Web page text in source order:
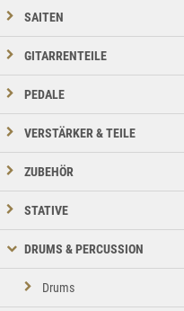
SAITEN
GITARRENTEILE
PEDALE
VERSTÄRKER & TEILE
ZUBEHÖR
STATIVE
DRUMS & PERCUSSION
Drums